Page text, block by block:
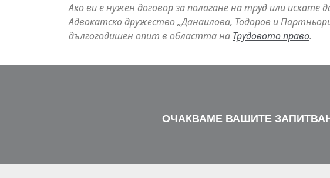
Ако ви е нужен договор за полагане на труд или
Адвокатско дружество „Данаилова, Тодоров и
дългогодишен опит в областта на Трудовото право.
ОЧАКВАМЕ ВАШИТЕ